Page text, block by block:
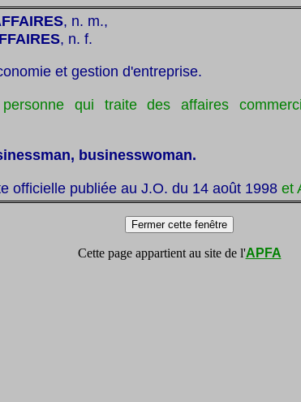
, n. m.,
, n. f.
et gestion d'entreprise.
qui traite des affaires
businesswoman.
officielle publiée au J.O. du 14 août 1998 et
Cette page appartient au site de l'APFA